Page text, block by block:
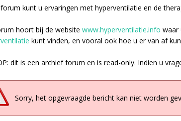
kunt u ervaringen met hyperventilatie en de
hoort bij de website www.hyperventilatie.info waar
kunt vinden, en vooral ook hoe u er van af
dit is een archief forum en is read-only. Indien u
Sorry, het opgevraagde bericht kan niet worden